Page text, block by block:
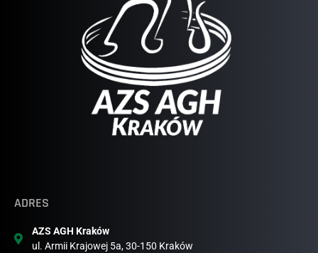
ADRES
AZS AGH Kraków
ul. Armii Krajowej 5a, 30-150 Kraków